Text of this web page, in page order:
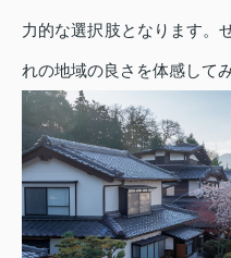
力的な選択肢となります。
れの地域の良さを体感して